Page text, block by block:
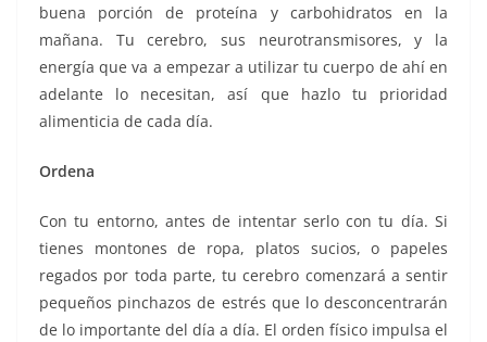
buena porción de proteína y carbohidratos en la
mañana. Tu cerebro, sus neurotransmisores, y la
energía que va a empezar a utilizar tu cuerpo de ahí en
adelante lo necesitan, así que hazlo tu prioridad
alimenticia de cada día.
Ordena
Con tu entorno, antes de intentar serlo con tu día. Si
tienes montones de ropa, platos sucios, o papeles
regados por toda parte, tu cerebro comenzará a sentir
pequeños pinchazos de estrés que lo desconcentrarán
de lo importante del día a día. El orden físico impulsa el